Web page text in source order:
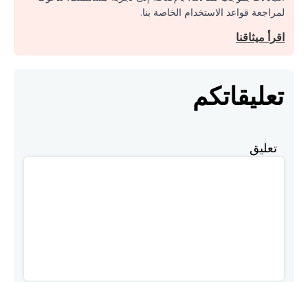
لمراجعة قواعد الاستخدام الخاصة بنا.
اقرأ ميثاقنا
تعليقاتكم
تعليق